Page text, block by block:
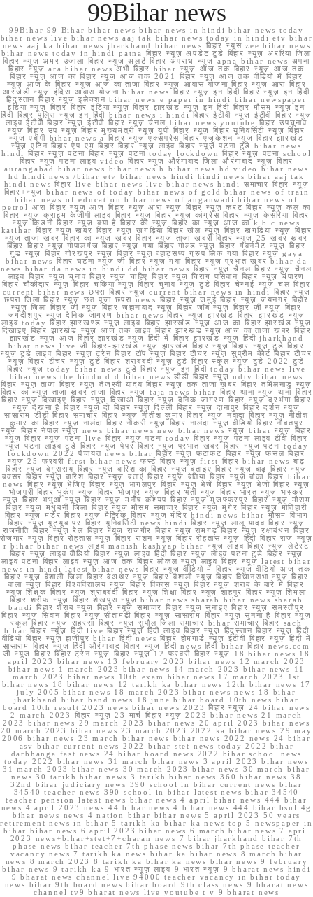
99Bihar news
99Bihar 99 Bihar bihar news bihar news in hindi bihar news today
bihar news live bihar news aaj tak bihar news today in hindi etv bihar
news aaj ka bihar news jharkhand bihar news बिहार न्यूस zee bihar news
bihar news today in hindi patna बिहार न्यूज़ अपडेट टुडे बिहार न्यूज़ अररिया जिला
बिहार न्यूज़ अमर उजाला बिहार न्यूज़ अलर्ट बिहार अपराध न्यूज़ apna bihar news अपना
बिहार न्यूज़ ara bihar news अभी बिहार bihar न्यूज़ आज तक बिहार न्यूज़ आज तक
बिहार न्यूज़ आज का बिहार न्यूज़ आज तक 2021 बिहार न्यूज़ आज तक वीडियो में बिहार
न्यूज़ आज के बिहार न्यूज़ आज का ताजा बिहार न्यूज़ आवास योजना बिहार न्यूज़ आरा बिहार
आरजेडी न्यूज़ इंदिरा आवास योजना bihar news बिहार न्यूज़ इन हिंदी बिहार न्यूज़ इन हिंदी
हिंदुस्तान बिहार न्यूज़ इलेक्शन bihar news e paper in hindi bihar newspaper
इंडिया न्यूज़ बिहार बिहार इंडिया न्यूज़ बिहार झारखंड न्यूज़ इन हिंदी बिहार मौसम न्यूज़ इन
हिंदी बिहार पुलिस न्यूज़ इन हिंदी bihar news i hindi बिहार ईटीवी न्यूज़ ईटीवी बिहार न्यूज़
लाइव ईटीवी बिहार न्यूज़ ईटीवी बिहार न्यूज़ चैनल bihar news youtube बिहार उपचुनाव
न्यूज़ बिहार उप न्यूज़ बिहार मुख्यमंत्री न्यूज़ यूपी बिहार न्यूज़ बिहार यूनिवर्सिटी न्यूज़ बिहार
न्यूज़ एबीपी bihar news a बिहार न्यूज़ एक्सप्रेस बिहार एजुकेशन न्यूज़ बिहार झारखंड
न्यूज़ एटिन बिहार ऐप एम बिहार बिहार न्यूज़ लाइव बिहार न्यूज़ पटना टुडे bihar news
hindi बिहार न्यूज़ पटना बिहार न्यूज़ पटना today lockdown बिहार न्यूज़ पटना school
बिहार न्यूज़ पटना लाइव video बिहार न्यूज़ औरंगाबाद जिला औरंगाबाद न्यूज़ बिहार
aurangabad bihar news bihar news h bihar news hd video bihar news
hd hindi news /bihar etv bihar news hindi hindi news bihar aaj tak
hindi news बिहार live bihar news live bihar news hindi समाचार बिहार न्यूज़
बिहार+न्यूज़ bihar news of today bihar news of gold bihar news of train
bihar news of education bihar news of anganwadi bihar news of
petrol आरा बिहार न्यूज़ आज बिहार न्यूज़ आरा न्यूज़ बिहार न्यूज़ करंट बिहार न्यूज़ कल का
बिहार न्यूज़ क्राइम केजीपी लाइव बिहार न्यूज़ बिहार न्यूज़ कांग्रेस बिहार न्यूज़ केसरिया बिहार
न्यूज़ किडनी बिहार न्यूज़ क्या है बिहार की न्यूज़ बिहार का न्यूज़ आज का k b c news
katihar बिहार न्यूज़ खबर बिहार न्यूज़ खगड़िया बिहार खेल न्यूज़ बिहार खगड़िया न्यूज़ बिहार
न्यूज़ ताजा खबर बिहार का न्यूज़ खबर बिहार न्यूज़ ताजा खबरी बिहार न्यूज़ 25 खबर खबर
बिहार बिहार न्यूज़ गोपालगंज बिहार न्यूज़ गया बिहार गोल्ड न्यूज़ बिहार गवर्नमेंट न्यूज़ बिहार
गुड न्यूज़ बिहार गोरखपुर न्यूज़ बिहार न्यूज़ व्हाट्सप्प ग्रुप लिंक गया बिहार न्यूज़ gaya
bihar news बिहार घटना न्यूज़ जी बिहार न्यूज़ गया बिहार न्यूज़ प्रभात खबर bihar da
news bihar da news in hindi dd bihar news बिहार न्यूज़ चैनल बिहार न्यूज़ चैनल
लाइव बिहार न्यूज़ चुनाव बिहार न्यूज़ चाहिए बिहार न्यूज़ चिराग पासवान बिहार न्यूज़ चंपारण
बिहार चौकीदार न्यूज़ बिहार चकिया न्यूज़ बिहार चुनाव न्यूज़ टुडे बिहार चेन्नई न्यूज़ चल बिहार
current bihar news छपरा बिहार न्यूज़ current bihar news in hindi बिहार न्यूज़
छपरा जिला बिहार न्यूज़ छठ पूजा छपरा news बिहार न्यूज़ जमुई बिहार न्यूज़ जयनगर बिहार
न्यूज़ जिला बिहार जी न्यूज़ बिहार जहानाबाद न्यूज़ बिहार जॉब न्यूज़ बिहार ज़ी न्यूज़ बिहार
जगदीशपुर न्यूज़ दैनिक जागरण bihar news बिहार न्यूज़ झारखंड बिहार-झारखंड न्यूज़
लाइव today बिहार झारखण्ड न्यूज़ लाइव बिहार झारखंड न्यूज़ आज का बिहार झारखंड न्यूज़
दिखाइए बिहार झारखंड न्यूज़ आज तक लाइव बिहार झारखंड न्यूज़ आज का ताजा खबर बिहार
झारखंड न्यूज़ आज बिहार झारखंड न्यूज़ हिंदी में बिहार झारखंड न्यूज़ हिंदी jharkhand
bihar news live जी बिहार-झारखंड न्यूज़ झारखंड बिहार न्यूज़ बिहार न्यूज़ टुडे बिहार
न्यूज़ टुडे लाइव बिहार न्यूज़ ट्रेन बिहार टॉप न्यूज़ बिहार टीचर न्यूज़ सुप्रीम कोर्ट बिहार टीचर
न्यूज़ बिहार टीचर न्यूज़ टुडे बिहार शराबबंदी न्यूज़ टुडे बिहार स्कूल न्यूज़ टुडे 2022 टुडे
बिहार न्यूज़ today bihar news टुडे बिहार न्यूज़ इन हिंदी today bihar news live
bihar news the hindu d d bihar news डीडी बिहार न्यूज़ ndtv bihar news
बिहार न्यूज़ ताजा बिहार न्यूज़ तेजस्वी यादव बिहार न्यूज़ तक ताजा खबर बिहार तमिलनाडु न्यूज़
बिहार का न्यूज़ ताजा खबर ताजा बिहार न्यूज़ taja news bihar बिहार थाना न्यूज़ थाना बिहार
बिहार न्यूज़ दिखाइए बिहार न्यूज़ दिखाओ बिहार न्यूज़ दैनिक जागरण बिहार न्यूज़ दरभंगा बिहार
न्यूज़ देखना है बिहार न्यूज़ दो बिहार न्यूज़ दिल्ली बिहार न्यूज़ दानापुर बिहार दर्शन न्यूज़
सासाराम डीडी बिहार समाचार बिहार न्यूज़ नीतीश कुमार बिहार न्यूज़ नवादा बिहार न्यूज़ नीतीश
कुमार का बिहार न्यूज़ नालंदा बिहार नौकरी न्यूज़ बिहार नालंदा न्यूज़ वीडियो बिहार नौबतपुर
न्यूज़ बिहार नेपाल न्यूज़ news bihar news new bihar news न्यूज़ bihar न्यूज़ बिहार
न्यूज़ बिहार न्यूज़ पटना live बिहार न्यूज़ पटना today बिहार न्यूज़ पटना लाइव टीवी बिहार
न्यूज़ पटना लाइव टुडे बिहार न्यूज़ पेपर बिहार न्यूज़ प्रभात खबर बिहार न्यूज़ पटना today
lockdown 2022 पंचायत news bihar बिहार न्यूज़ फटाफट बिहार न्यूज़ फसल बिहार
न्यूज़ 25 फरवरी first bihar news फर्स्ट बिहार न्यूज़ first बिहार bihar news बाढ़
बिहार न्यूज़ बेगूसराय बिहार न्यूज़ बारिश का बिहार न्यूज़ बताइए बिहार न्यूज़ बाढ़ बिहार न्यूज़
बक्सर बिहार न्यूज़ बारिश बिहार न्यूज़ बताएं बिहार न्यूज़ बेतिया बिहार न्यूज़ बांका बिहार bihar
news बिहार न्यूज़ भेजिए बिहार न्यूज़ भागलपुर बिहार न्यूज़ भेजें बिहार न्यूज़ भेजो बिहार न्यूज़
भोजपुरी बिहार भूकंप न्यूज़ बिहार भोजपुर न्यूज़ बिहार भर्ती न्यूज़ बिहार भारत न्यूज़ भास्कर
न्यूज़ बिहार भभुआ न्यूज़ बिहार न्यूज़ मनीष कश्यप बिहार न्यूज़ मुजफ्फरपुर बिहार न्यूज़ मौसम
बिहार न्यूज़ मधुबनी जिला बिहार न्यूज़ मौसम समाचार बिहार न्यूज़ मुंगेर बिहार न्यूज़ मोतिहारी
बिहार न्यूज़ मर्डर बिहार न्यूज़ मैट्रिक बिहार न्यूज़ मंदिर hindi news bihar मौसम विभाग
बिहार न्यूज़ यूट्यूब पर बिहार यूनिवर्सिटी news hindi बिहार न्यूज़ लालू यादव बिहार न्यूज़
राजनीति बिहार न्यूज़ रेल बिहार न्यूज़ राजगीर बिहार न्यूज़ रामगढ़ बिहार न्यूज़ रक्षाबंधन बिहार
रोजगार न्यूज़ बिहार रोहतास न्यूज़ बिहार राशन न्यूज़ बिहार रोहतास न्यूज़ हिंदी बिहार राज न्यूज़
r bihar bihar news लाइव manish kashyap bihar न्यूज़ लाइव बिहार न्यूज़ लेटेस्ट
बिहार न्यूज़ लाइव वीडियो बिहार न्यूज़ लाइव हिंदी बिहार न्यूज़ लाइव पटना टुडे बिहार न्यूज़
लाइव पटना बिहार लाइव न्यूज़ आज तक बिहार लोकल न्यूज़ लाइव बिहार न्यूज़ latest bihar
news in hindi latest bihar news बिहार न्यूज़ वीडियो में बिहार न्यूज़ वीडियो आज तक
बिहार न्यूज़ वैशाली जिला बिहार वेअथेर न्यूज़ बिहार वैशाली न्यूज़ बिहार विधानसभा न्यूज़ बिहार
वाला न्यूज़ बिहार विश्वविद्यालय न्यूज़ बिहार विकास न्यूज़ बिहार न्यूज़ शराब के बारे में बिहार
न्यूज़ शिक्षक बिहार न्यूज़ शराबबंदी बिहार न्यूज़ शिक्षा बिहार न्यूज़ शाहपुर बिहार न्यूज़ शिमला
बिहार शरीफ न्यूज़ बिहार शेखपुरा न्यूज़ bihar news sharab bihar news sharab
bandi बिहार शराब न्यूज़ बिहार न्यूज़ समाचार बिहार न्यूज़ सुनाइए बिहार न्यूज़ समस्तीपुर
बिहार न्यूज़ सिवान बिहार न्यूज़ सीतामढ़ी बिहार न्यूज़ सासाराम बिहार न्यूज़ सुनना है बिहार न्यूज़
स्कूल बिहार न्यूज़ सहरसा बिहार न्यूज़ सुपौल जिला समाचार bihar समाचार बिहार sach
bihar बिहार न्यूज़ हिंदी live बिहार न्यूज़ हिंदी लाइव बिहार न्यूज़ हिंदुस्तान बिहार न्यूज़ हिंदी
वीडियो बिहार न्यूज़ हाजीपुर bihar हिंदी news बिहार होमगार्ड न्यूज़ ईटीवी बिहार न्यूज़ हिंदी में
सासाराम बिहार न्यूज़ हिंदी औरंगाबाद बिहार न्यूज़ हिंदी news हिंदी bihar बिहार news.com
जी न्यूज बिहार बिहार ट्रेन न्यूज़ बिहार न्यूज़ 12 फरवरी बिहार न्यूज़ 18 bihar news 18
april 2023 bihar news 13 february 2023 bihar news 12 march 2023
bihar news 1 march 2023 bihar news 14 march 2023 bihar news 11
march 2023 bihar news 10th exam bihar news 17 march 2023 1st
bihar news 18 bihar news 12 tarikh ka bihar news 12th bihar news 17
july 2005 bihar news 18 march 2023 bihar news news 18 bihar
jharkhand bihar band news 18 june bihar board 10th news bihar
board 10th result 2023 news bihar news 2023 बिहार न्यूज़ 24 bihar news
2 march 2023 बिहार न्यूज़ 23 मार्च बिहार न्यूज़ 2023 bihar news 21 march
2023 bihar news 29 march 2023 bihar news 20 april 2023 bihar news
20 march 2023 bihar news 23 march 2023 2022 ka bihar news 29 may
2006 bihar news 23 march bihar news bihar news 2022 news 24 bihar
asv bihar current news 2022 bihar stet news today 2022 bihar
darbhanga fast news 24 bihar board news 2022 bihar school news
today 2022 bihar news 31 march bihar news 3 april 2023 bihar news
31 march 2023 bihar news 30 march 2023 bihar news 30 march bihar
news 30 tarikh bihar news 3 tarikh bihar news 360 bihar news 38
32nd bihar judiciary news 390 school in bihar current news bihar
34540 teacher news 390 school in bihar latest news bihar 34540
teacher pension latest news bihar news 4 april bihar news 444 bihar
news 4 april 2023 news 44 bihar news 4 bihar news 444 bihar bsnl 4g
bihar news news 4 nation bihar bihar news 5 april 2023 50 years
retirement news in bihar 5 tarikh ka bihar ka news top 5 newspaper in
bihar bihar news 6 april 2023 bihar news 6 march bihar news 7 april
2023 news+bihar+stet+7+charan news 7 bihar jharkhand bihar 7th
phase news bihar teacher 7th phase news bihar 7th phase teacher
vacancy news 7 tarikh ka news bihar ka bihar news 8 march bihar
news 8 march 2023 8 tarikh ka bihar ka news bihar news 9 february
bihar news 9 tarikh ka 9 भारत न्यूज़ लाइव 9 भारत न्यूज़ 9 bharat news hindi
9 bharat news channel live 94000 teacher vacancy in bihar today
news bihar 9th board news bihar board 9th class news 9 bharat news
channel tv9 bharat news live youtube t v 9 bharat news